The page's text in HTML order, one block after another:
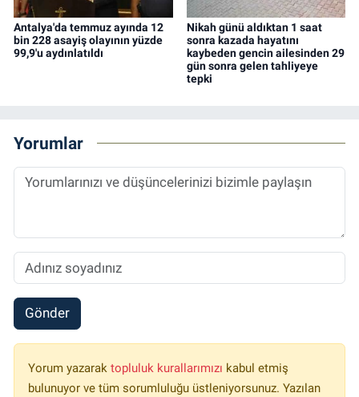
Antalya'da temmuz ayında 12
bin 228 asayiş olayının yüzde
99,9'u aydınlatıldı
Nikah günü aldıktan 1 saat
sonra kazada hayatını
kaybeden gencin ailesinden 29
gün sonra gelen tahliyeye
tepki
Yorumlar
Gönder
Yorum yazarak topluluk kurallarımızı kabul etmiş
bulunuyor ve tüm sorumluluğu üstleniyorsunuz. Yazılan